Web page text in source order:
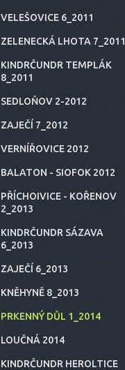
VELEŠOVICE 6_2011
ZELENECKÁ LHOTA 7_2011
KINDRČUNDR TEMPLÁK
8_2011
SEDLOŇOV 2-2012
ZAJEČÍ 7_2012
VERNÍŘOVICE 2012
BALATON - SIOFOK 2012
PŘÍCHOIVICE - KOŘENOV
2_2013
KINDRČUNDR SÁZAVA
6_2013
ZAJEČÍ 6_2013
KNĚHYNĚ 8_2013
PRKENNÝ DŮL 1_2014
LOUČNÁ 2014
KINDRČUNDR HEROLTICE